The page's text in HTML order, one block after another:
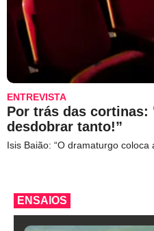
ENTREVISTA
Por trás das cortinas:
desdobrar tanto!”
Isis Baião: “O dramaturgo
ENSAIOS